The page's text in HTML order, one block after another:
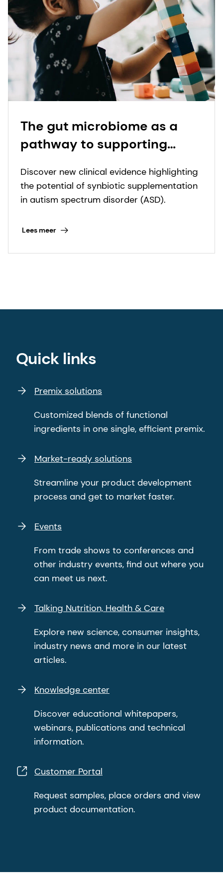
The gut microbiome as a
pathway to supporting
study reveals synbiotics'
dual benefits for digestive
Discover new clinical evidence highlighting
the potential of synbiotic supplementation
in autism spectrum disorder (ASD).
Lees meer
Quick links
Premix solutions
Customized blends of functional
ingredients in one single, efficient premix.
Market-ready solutions
Streamline your product development
process and get to market faster.
Events
From trade shows to conferences and
other industry events, find out where you
can meet us next.
Talking Nutrition, Health & Care
Explore new science, consumer insights,
industry news and more in our latest
articles.
Knowledge center
Discover educational whitepapers,
webinars, publications and technical
information.
Customer Portal
Request samples, place orders and view
product documentation.